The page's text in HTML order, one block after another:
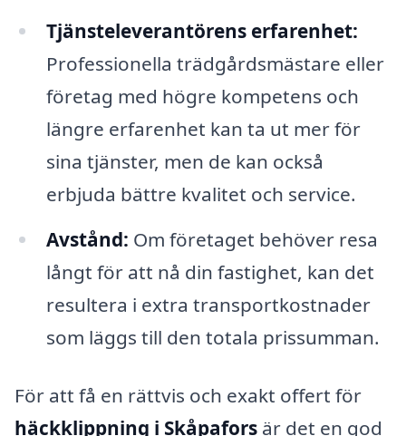
Tjänsteleverantörens erfarenhet:
Professionella trädgårdsmästare eller
företag med högre kompetens och
längre erfarenhet kan ta ut mer för
sina tjänster, men de kan också
erbjuda bättre kvalitet och service.
Avstånd: Om företaget behöver resa
långt för att nå din fastighet, kan det
resultera i extra transportkostnader
som läggs till den totala prissumman.
För att få en rättvis och exakt offert för
häckklippning i Skåpafors är det en god